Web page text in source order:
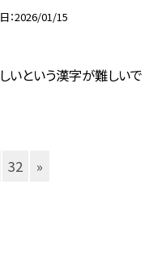
2026/01/15
しいという漢字が難しいで
32 »